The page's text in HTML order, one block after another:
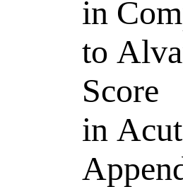
in
to
Score
in